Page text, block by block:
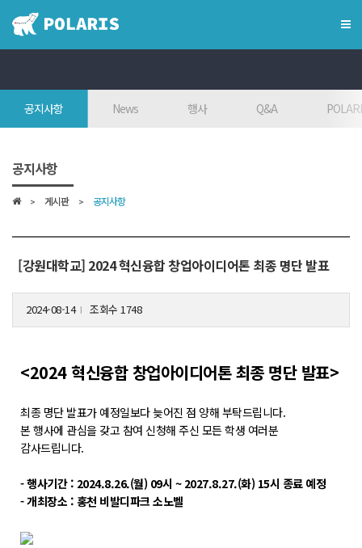
인재상
참여대학/조직도
학위학사 안내
학위제도
학사일정
소개
공지사항 News 행사 Q&A
공지사항
게시판 공지사항
[강원대학교] 2024 혁신융합 창업아이디어톤 최종 명단 발표
2024-08-14 조회수 1748
<2024 혁신융합 창업아이디어톤 최종 명단 발표>
최종 명단 발표가 예정일보다 늦어진 점 양해 부탁드립니다.
본 행사에 관심을 갖고 참여 신청해 주신 모든 학생 여러분
감사드립니다.
- 행사기간 : 2024.8.26.(월) 09시 ~ 2027.8.27.(화) 15시 종료 예정
- 개최장소 : 홍천 비발디파크 소노벨